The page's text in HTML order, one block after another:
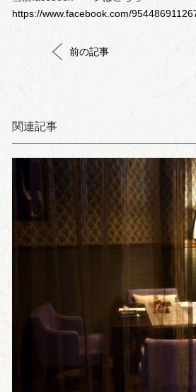
https://www.facebook.com/
前の記事
関連記事